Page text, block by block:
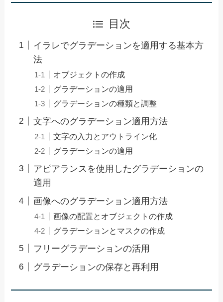
目次
イラレでグラデーションを適用する基本方
法
オブジェクトの作成
グラデーションの適用
グラデーションの種類と調整
文字へのグラデーション適用方法
文字の入力とアウトライン化
グラデーションの適用
アピアランスを使用したグラデーションの
適用
画像へのグラデーション適用方法
画像の配置とオブジェクトの作成
グラデーションとマスクの作成
フリーグラデーションの活用
グラデーションの保存と再利用